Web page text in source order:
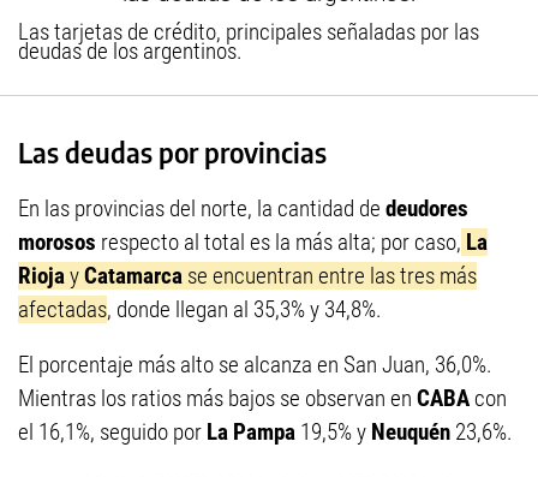
Las tarjetas de crédito, principales señaladas por las
deudas de los argentinos.
Las deudas por provincias
En las provincias del norte, la cantidad de deudores
morosos respecto al total es la más alta; por caso, La
RiojayCatamarca se encuentran entre las tres más
afectadas, donde llegan al 35,3% y 34,8%.
El porcentaje más alto se alcanza en San Juan, 36,0%.
Mientras los ratios más bajos se observan en CABA con
el 16,1%, seguido por La Pampa 19,5% y Neuquén 23,6%.